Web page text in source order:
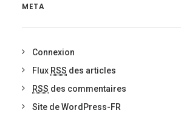
META
Connexion
Flux RSS des articles
RSS des commentaires
Site de WordPress-FR